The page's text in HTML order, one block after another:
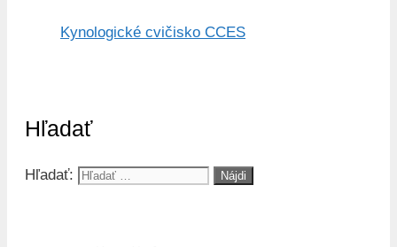
Kynologické cvičisko CCES
Hľadať
Hľadať: